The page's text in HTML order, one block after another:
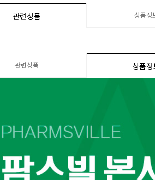
관련상품 상품정
관련상품 상품